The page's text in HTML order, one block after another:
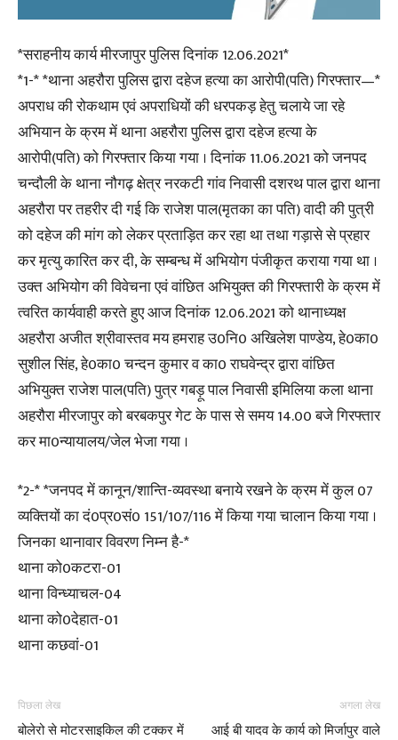
*सराहनीय कार्य मीरजापुर पुलिस दिनांक 12.06.2021*
*1-* *थाना अहरौरा पुलिस द्वारा दहेज हत्या का आरोपी(पति) गिरफ्तार—*
अपराध की रोकथाम एवं अपराधियों की धरपकड़ हेतु चलाये जा रहे
अभियान के क्रम में थाना अहरौरा पुलिस द्वारा दहेज हत्या के
आरोपी(पति) को गिरफ्तार किया गया । दिनांक 11.06.2021 को जनपद
चन्दौली के थाना नौगढ़ क्षेत्र नरकटी गांव निवासी दशरथ पाल द्वारा थाना
अहरौरा पर तहरीर दी गई कि राजेश पाल(मृतका का पति) वादी की पुत्री
को दहेज की मांग को लेकर प्रताड़ित कर रहा था तथा गड़ासे से प्रहार
कर मृत्यु कारित कर दी, के सम्बन्ध में अभियोग पंजीकृत कराया गया था ।
उक्त अभियोग की विवेचना एवं वांछित अभियुक्त की गिरफ्तारी के क्रम में
त्वरित कार्यवाही करते हुए आज दिनांक 12.06.2021 को थानाध्यक्ष
अहरौरा अजीत श्रीवास्तव मय हमराह उ0नि0 अखिलेश पाण्डेय, हे0का0
सुशील सिंह, हे0का0 चन्दन कुमार व का0 राघवेन्द्र द्वारा वांछित
अभियुक्त राजेश पाल(पति) पुत्र गबड़ू पाल निवासी इमिलिया कला थाना
अहरौरा मीरजापुर को बरबकपुर गेट के पास से समय 14.00 बजे गिरफ्तार
कर मा0न्यायालय/जेल भेजा गया ।
*2-* *जनपद में कानून/शान्ति-व्यवस्था बनाये रखने के क्रम में कुल 07
व्यक्तियों का दं0प्र0सं0 151/107/116 में किया गया चालान किया गया ।
जिनका थानावार विवरण निम्न है-*
थाना को0कटरा-01
थाना विन्ध्याचल-04
थाना को0देहात-01
थाना कछवां-01
पिछला लेख
बोलेरो से मोटरसाइकिल की टक्कर में
अगला लेख
आई बी यादव के कार्य को मिर्जापुर वाले